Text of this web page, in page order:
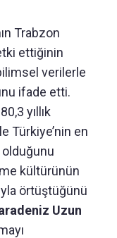
Trabzon
ettiğinin
verilerle
ifade etti.
yıllık
Türkiye’nin en
kültürünün
örtüştüğünü
Uzun